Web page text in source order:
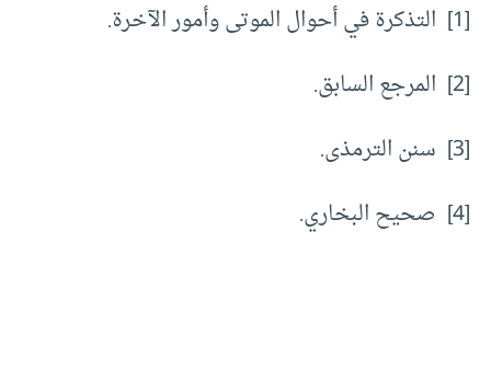
[1] التذكرة في أحوال الموتى وأمور الآخرة.
[2] المرجع السابق.
[3] سنن الترمذى.
[4] صحيح البخاري.